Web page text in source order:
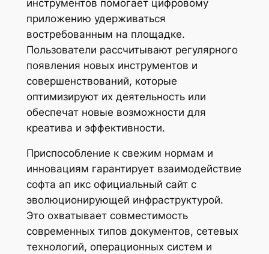
инструментов помогает цифровому
приложению удерживаться
востребованным на площадке.
Пользователи рассчитывают регулярного
появления новых инструментов и
совершенствований, которые
оптимизируют их деятельность или
обеспечат новые возможности для
креатива и эффективности.
Приспособление к свежим нормам и
инновациям гарантирует взаимодействие
софта ап икс официальный сайт с
эволюционирующей инфраструктурой.
Это охватывает совместимость
современных типов документов, сетевых
технологий, операционных систем и